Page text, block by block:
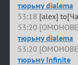
тюрьму dialema
53:18 [alex]
53:20
тюрьму dialema
53:20
тюрьму Infinite